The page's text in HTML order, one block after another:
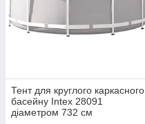
Тент для круглого каркасного
басейну Intex 28091
діаметром 732 см